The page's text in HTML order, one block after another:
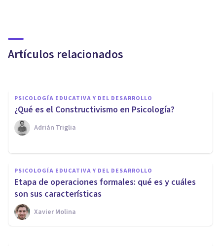
Artículos relacionados
sus teorías
PSICOLOGÍA EDUCATIVA Y DEL DESARROLLO
¿Qué es el Constructivismo en Psicología?
Adrián Triglia
PSICOLOGÍA EDUCATIVA Y DEL DESARROLLO
Etapa de operaciones formales: qué es y cuáles
son sus características
Xavier Molina
La Teoría del Aprendizaje de
Jean Piaget
Bertrand Regader